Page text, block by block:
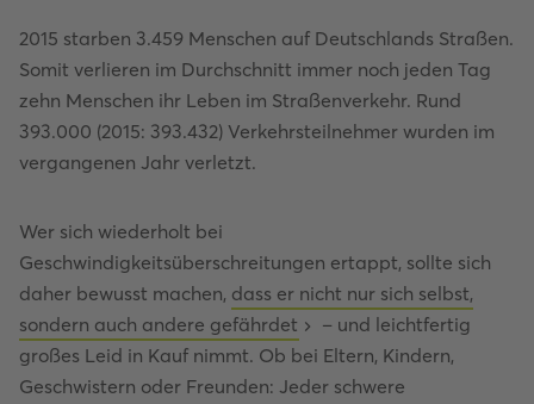
2015 starben 3.459 Menschen auf Deutschlands Straßen.
Somit verlieren im Durchschnitt immer noch jeden Tag
zehn Menschen ihr Leben im Straßenverkehr. Rund
393.000 (2015: 393.432) Verkehrsteilnehmer wurden im
vergangenen Jahr verletzt.
Wer sich wiederholt bei
Geschwindigkeitsüberschreitungen ertappt, sollte sich
daher bewusst machen, dass er nicht nur sich selbst,
sondern auch andere gefährdet
– und leichtfertig
großes Leid in Kauf nimmt. Ob bei Eltern, Kindern,
Geschwistern oder Freunden: Jeder schwere